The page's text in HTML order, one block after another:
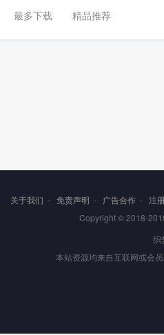
最多下载 精品推荐
关于我们 - 免责声明 - 广告合作 - 注
Copyright © 2018-
织
本站资源均来自互联网或会